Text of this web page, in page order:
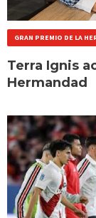
GRAN PREMIO DE LA
Terra Ignis
Hermandad